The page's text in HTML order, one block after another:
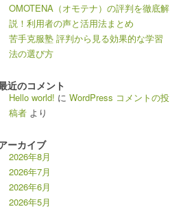
OMOTENA（オモテナ）の評判を徹底解
説！利用者の声と活用法まとめ
苦手克服塾 評判から見る効果的な学習
法の選び方
近のコメント
Hello world! に WordPress コメントの投
稿者 より
ーカイブ
2026年8月
2026年7月
2026年6月
2026年5月